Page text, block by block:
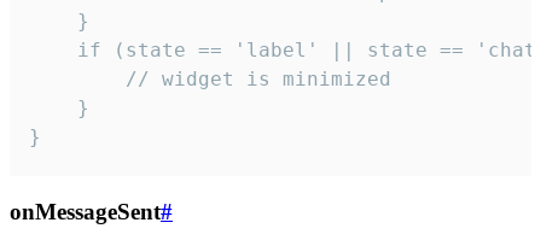
    }
if (state == 'label' || state ==
        // widget is minimized
    }
}
onMessageSent#